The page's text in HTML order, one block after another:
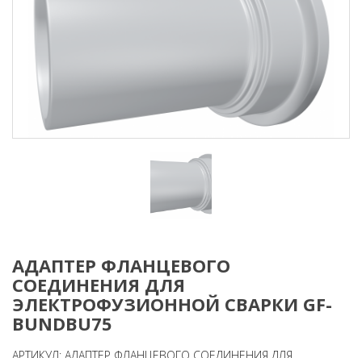
АДАПТЕР ФЛАНЦЕВОГО
СОЕДИНЕНИЯ ДЛЯ
ЭЛЕКТРОФУЗИОННОЙ СВАРКИ GF-
BUNDBU75